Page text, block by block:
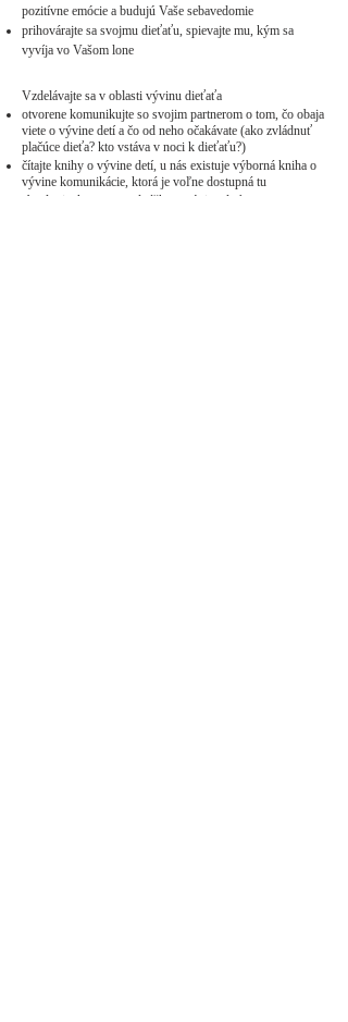
pozitívne emócie a budujú Vaše sebavedomie
prihovárajte sa svojmu dieťaťu, spievajte mu, kým sa
vyvíja vo Vašom lone
Vzdelávajte sa v oblasti vývinu dieťaťa​
otvorene komunikujte so svojim partnerom o tom, čo obaja
viete o vývine detí a čo od neho očakávate (ako zvládnuť
plačúce dieťa? kto vstáva v noci k dieťaťu?)
čítajte knihy o vývine detí, u nás existuje výborná kniha o
vývine komunikácie, ktorá je voľne dostupná tu
absolvujte kurzy a prednášky o vývine detí